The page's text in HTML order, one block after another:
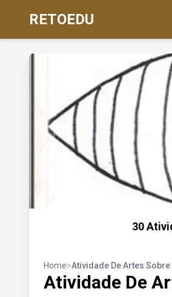
RETOEDU
30
Home>Atividade De Artes Sobre
Atividade De